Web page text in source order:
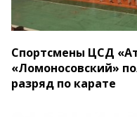
Спортсмены ЦСД
«Ломоносовский»
разряд по карате